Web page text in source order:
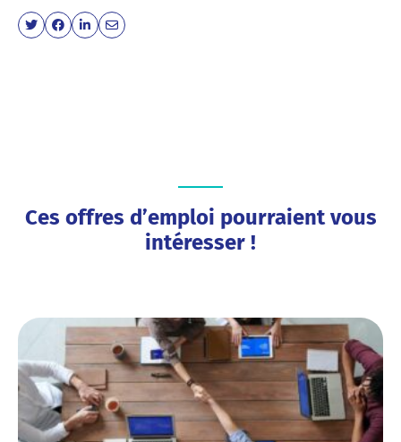
Ces offres d’emploi pourraient vous
intéresser !